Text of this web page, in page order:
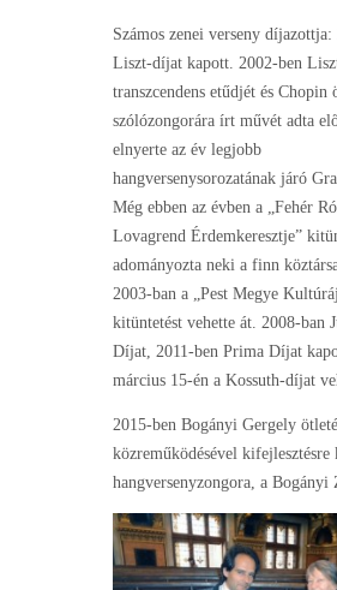
Számos zenei verseny díjazottja:
Liszt-díjat kapott. 2002-ben
transzcendens etűdjét és Chopin
szólózongorára írt művét adta
elnyerte az év legjobb
hangversenysorozatának járó
Még ebben az évben a „Fehér
Lovagrend Érdemkeresztje”
adományozta neki a finn
2003-ban a „Pest Megye
kitüntetést vehette át. 2008-ban
Díjat, 2011-ben Prima Díjat
március 15-én a Kossuth-díjat
2015-ben Bogányi Gergely
közreműködésével
hangversenyzongora, a Bogányi